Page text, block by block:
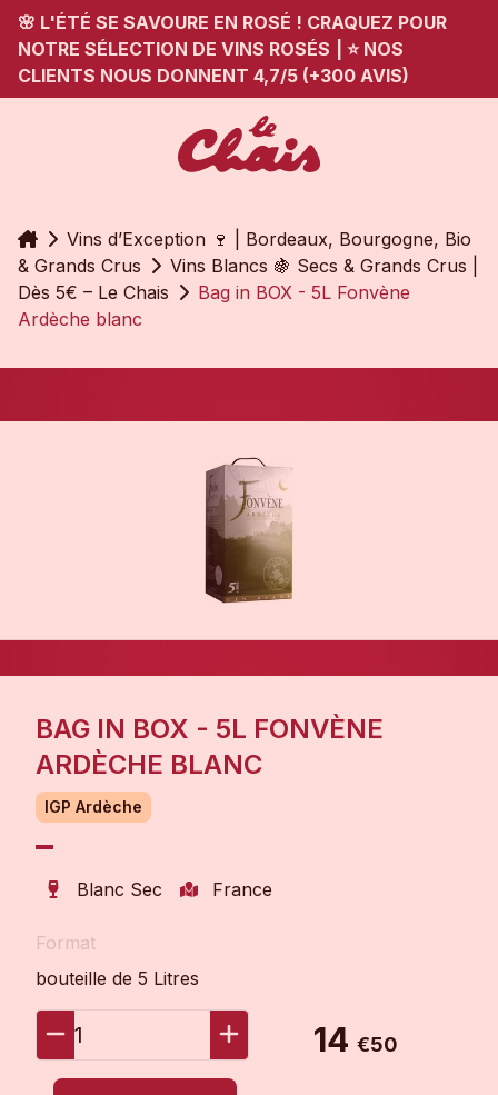
🌸 L'ÉTÉ SE SAVOURE EN ROSÉ ! CRAQUEZ POUR
NOTRE SÉLECTION DE VINS ROSÉS
⭐ NOS
CLIENTS NOUS DONNENT 4,7/5 (+300 AVIS)
AccueilVins d’Exception 🍷 | Bordeaux, Bourgogne, Bio
& Grands Crus
Vins Blancs 🍇 Secs & Grands Crus |
Dès 5€ – Le Chais
Bag in BOX - 5L Fonvène
Ardèche blanc
BAG IN BOX - 5L FONVÈNE
ARDÈCHE BLANC
IGP Ardèche
Blanc Sec France
Format
bouteille de 5 Litres
1 14 €50